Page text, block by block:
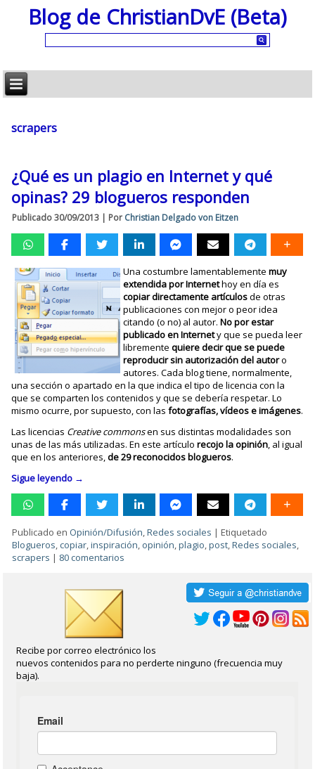
Blog de ChristianDvE (Beta)
scrapers
¿Qué es un plagio en Internet y qué
opinas? 29 blogueros responden
Publicado 30/09/2013 | Por Christian Delgado von Eitzen
Una costumbre lamentablemente muy
extendida por Internethoy en día es
copiar directamente artículosde otras
publicaciones con mejor o peor idea
citando (o no) al autor. No por estar
publicado en Internety que se pueda leer
libremente quiere decir que se puede
reproducir sin autorización del autoro
autores. Cada blog tiene, normalmente,
una sección o apartado en la que indica el tipo de licencia con la
que se comparten los contenidos y que se debería respetar. Lo
mismo ocurre, por supuesto, con lasfotografías, vídeos e imágenes.
Las licencias Creative commonsen sus distintas modalidades son
unas de las más utilizadas. En este artículorecojo la opinión, al igual
que en los anteriores,de 29 reconocidos blogueros.
Sigue leyendo →
Publicado en Opinión/Difusión,Redes sociales |Etiquetado
Blogueros,copiar,inspiración, opinión,plagio,post,Redes sociales,
scrapers | 80 comentarios
Recibe por correo electrónico los
nuevos contenidos para no perderte ninguno (frecuencia muy
baja).